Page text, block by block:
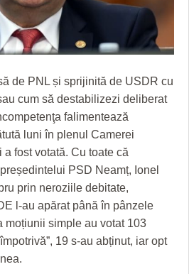
LA Z
de PNL și sprijinită de USDR cu
cum să destabilizezi deliberat
falimentează
luni în plenul Camerei
a fost votată. Cu toate că
PSD Neamț, Ionel
prin neroziile debitate,
l-au apărat până în pânzele
moțiunii simple au votat 103
19 s-au abținut, iar opt